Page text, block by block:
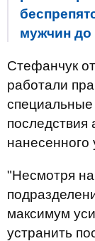
мужчин до
Стефанчук
работали
последствия
"Несмотря
максимум
устранить